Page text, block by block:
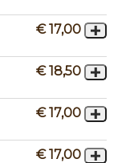
€ 17,00
€ 18,50
€ 17,00
€ 17,00